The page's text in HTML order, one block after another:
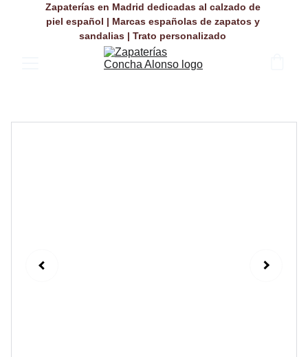
Zapaterías en Madrid dedicadas al calzado de
piel español | Marcas españolas de zapatos y
sandalias | Trato personalizado